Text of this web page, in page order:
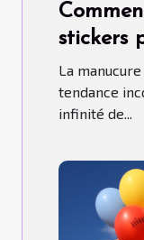
stickers
maison
La
tendance
infinité de...